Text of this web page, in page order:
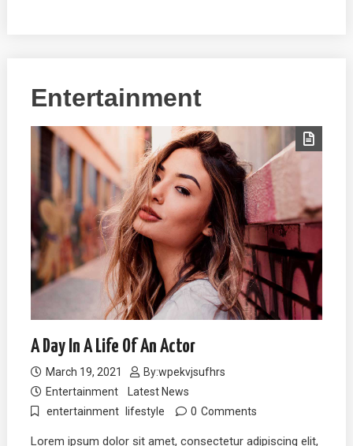
Entertainment
A Day In A Life Of An Actor
March 19, 2021 By:wpekvjsufhrs
Entertainment
Latest News
entertainment
lifestyle 0 Comments
Lorem ipsum dolor sit amet, consectetur adipiscing elit,